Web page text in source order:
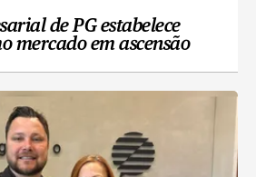
de PG estabelece
mercado em ascensão